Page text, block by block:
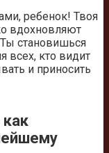
ребенок! Твоя
вдохновляют
становишься
всех, кто видит
и приносить